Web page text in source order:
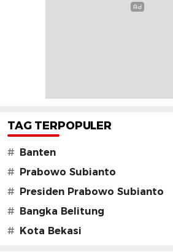
TAG TERPOPULER
# Banten
# Prabowo Subianto
# Presiden Prabowo Subianto
# Bangka Belitung
# Kota Bekasi